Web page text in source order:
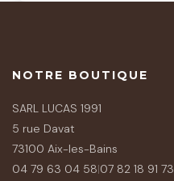
NOTRE BOUTIQUE
SARL LUCAS 1991
5 rue Davat
73100 Aix-les-Bains
04 79 63 04 58|07 82 18 91 73